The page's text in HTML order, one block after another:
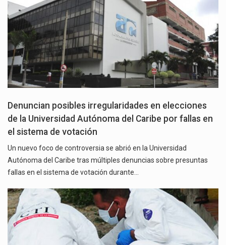
Denuncian posibles irregularidades en elecciones
de la Universidad Autónoma del Caribe por fallas en
el sistema de votación
Un nuevo foco de controversia se abrió en la Universidad
Autónoma del Caribe tras múltiples denuncias sobre presuntas
fallas en el sistema de votación durante…